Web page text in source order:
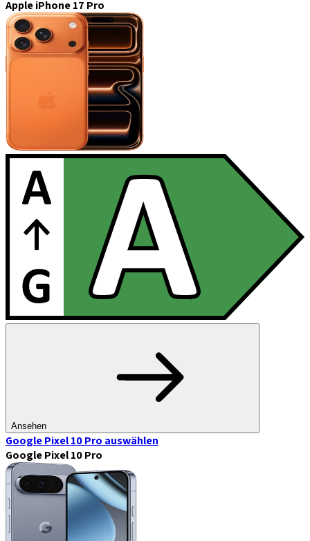
Apple iPhone 17 Pro
Ansehen
Google Pixel 10 Pro auswählen
Google Pixel 10 Pro